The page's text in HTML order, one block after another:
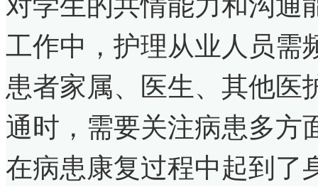
工作中，护理从业人员需
患者家属、医生、其他医
通时，需要关注病患多方
在病患康复过程中起到了